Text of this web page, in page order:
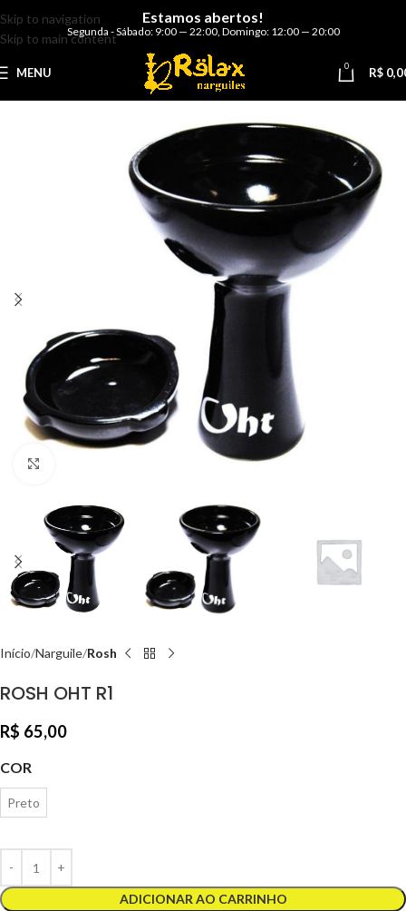
Skip to navigation
Skip to main content
Estamos abertos!
Segunda - Sábado: 9:00 — 22:00, Domingo: 12:00 — 20:00
MENU 0 R$
Início Narguile Rosh
ROSH OHT R1
R$ 65,00
COR
Preto
ADICIONAR AO CARRINHO